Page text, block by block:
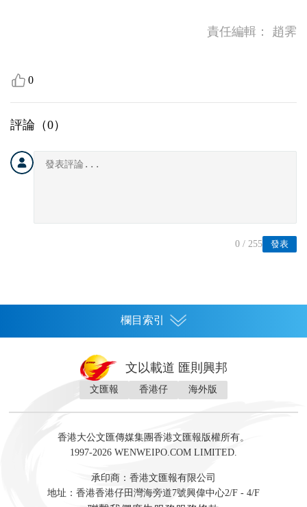
責任編輯： 趙霁
0
評論（0）
發表
0 / 255
欄目索引
灣區人
財經 地產 投資 財評 數字經濟
訪談 直播 經湋論
文以載道 匯則興邦
文匯報 香港仔 海外版
香港大公文匯傳媒集團香港文匯報版權所有。
1997-2026 WENWEIPO.COM LIMITED.
承印商：香港文匯報有限公司
地址：香港香港仔田灣海旁道7號興偉中心2/F - 4/F